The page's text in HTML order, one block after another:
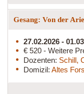
Gesang: Von der
27.02.2026 -
€ 520 - Weitere
Dozenten: Schill,
Domizil: Altes